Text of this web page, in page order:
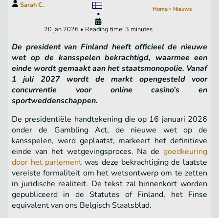
Sarah C.
•
20 jan 2026 • Reading time: 3 minutes
Home » Nieuws
De president van Finland heeft officieel de nieuwe
wet op de kansspelen bekrachtigd, waarmee een
einde wordt gemaakt aan het staatsmonopolie. Vanaf
1 juli 2027 wordt de markt opengesteld voor
concurrentie voor online casino’s en
sportweddenschappen.
De presidentiële handtekening die op 16 januari 2026
onder de Gambling Act, de nieuwe wet op de
kansspelen, werd geplaatst, markeert het definitieve
einde van het wetgevingsproces. Na de goedkeuring
door het parlement was deze bekrachtiging de laatste
vereiste formaliteit om het wetsontwerp om te zetten
in juridische realiteit. De tekst zal binnenkort worden
gepubliceerd in de Statutes of Finland, het Finse
equivalent van ons Belgisch Staatsblad.